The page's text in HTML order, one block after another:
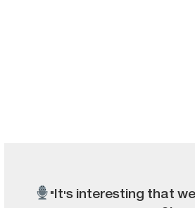
"It's interesting that